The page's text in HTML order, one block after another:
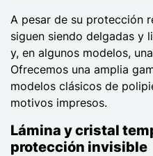
A pesar de su protección
siguen siendo delgadas y
y, en algunos modelos,
Ofrecemos una amplia
modelos clásicos de
motivos impresos.
Lámina y cristal
protección invisible